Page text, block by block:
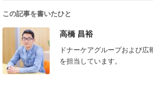
この記事を書いたひと
高橋 昌裕
ドナーケアグループおよび
を担当しています。